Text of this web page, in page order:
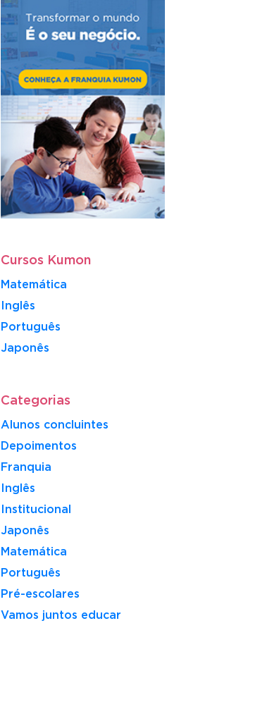
Cursos Kumon
Matemática
Inglês
Português
​Japonês
Categorias
Alunos concluintes
Depoimentos
Franquia
Inglês
Institucional
Japonês
Matemática
Português
Pré-escolares
Vamos juntos educar